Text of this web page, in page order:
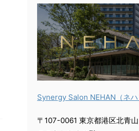
Synergy Salon NEHAN（ネハ
〒107-0061 東京都港区北青